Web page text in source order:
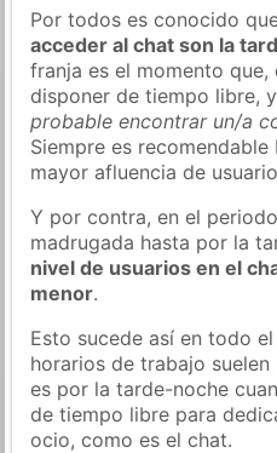
Por todos es conocido
acceder al chat son la
franja es el momento que,
disponer de tiempo libre,
probable encontrar un/a
Siempre es
mayor afluencia de
Y por contra, en el
madrugada hasta por la
nivel de usuarios en el
menor.
Esto sucede así en todo
horarios de trabajo
es por la tarde-noche
de tiempo libre para
ocio, como es el chat.